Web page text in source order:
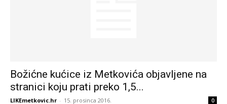
Božićne kućice iz Metkovića objavljene na
stranici koju prati preko 1,5...
LIKEmetkovic.hr - 15. prosinca 2016. 0